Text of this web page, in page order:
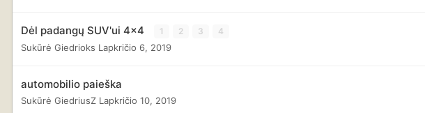
Dėl padangų SUV'ui 4x4 1 2 3 4
Sukūrė Giedrioks Lapkričio 6, 2019
automobilio paieška
Sukūrė GiedriusZ Lapkričio 10, 2019